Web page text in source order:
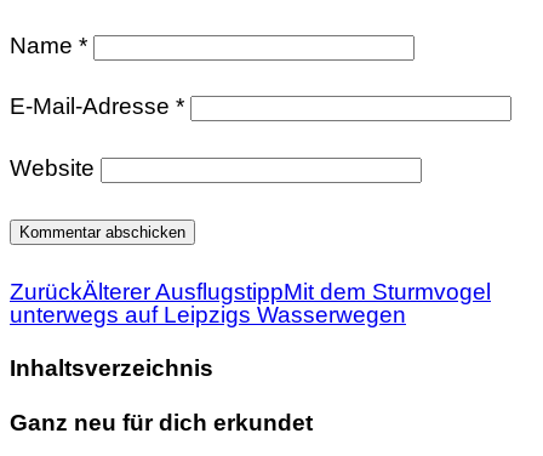
Name *
E-Mail-Adresse *
Website
ZurückÄlterer AusflugstippMit dem Sturmvogel
unterwegs auf Leipzigs Wasserwegen
Inhaltsverzeichnis
Ganz neu für dich erkundet